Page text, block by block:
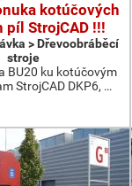
kotúčových
píl StrojCAD !!!
> Dřevoobráběcí
stroje
BU20 ku kotúčovým
StrojCAD DKP6, …